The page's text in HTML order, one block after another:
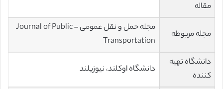
مقاله
مجله مربوطه
مجله حمل و نقل عمومی – Journal of Public
Transportation
دانشگاه تهیه
کننده
دانشگاه اوکلند، نیوزیلند